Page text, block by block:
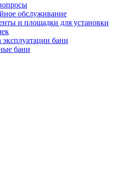
обслуживание
и площадки для установки
бани
бани